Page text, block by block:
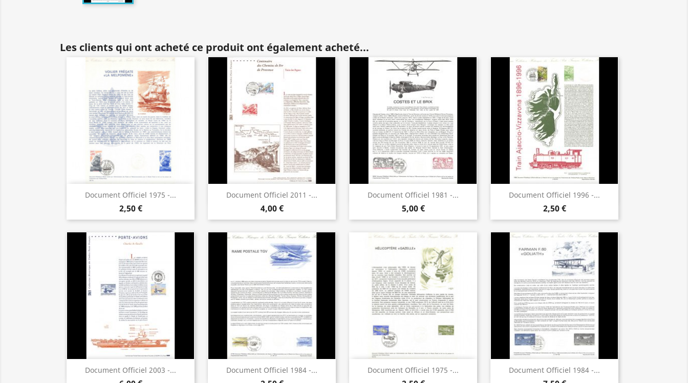
Les clients qui ont acheté ce produit ont également acheté...
Document Officiel 1975 -...
2,50 €
Aperçu rapide Document Officiel 2011 -...
4,00 €
Aperçu rapide Document Officiel 1981 -...
5,00 €
Aperçu rapide Document Officiel 1996 -...
2,50 €
Aperçu rapide
Document Officiel 2003 -...
Aperçu rapide Document Officiel 1984 -...
Aperçu rapide Document Officiel 1975 -...
Aperçu rapide Document Officiel 1984 -...
Aperçu rapide